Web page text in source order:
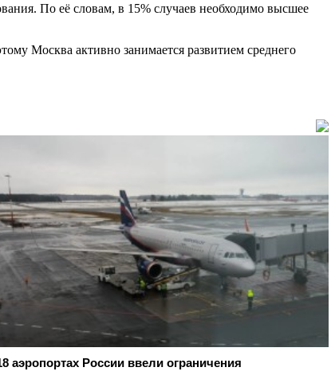
По её словам, в 15% случаев необходимо высшее
Москва активно занимается развитием среднего
аэропортах России ввели ограничения